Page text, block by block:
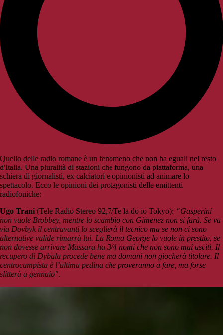
Quello delle radio romane è un fenomeno che non ha eguali nel resto
d'Italia. Una pluralità di stazioni che fungono da piattaforma, una
schiera di giornalisti, ex calciatori e opinionisti ad animare lo
spettacolo. Ecco le opinioni dei protagonisti delle emittenti
radiofoniche:
Ugo Trani (Tele Radio Stereo 92,7/Te la do io Tokyo): “Gasperini
non vuole Brobbey, mentre lo scambio con Gimenez non si farà. Se va
via Dovbyk il centravanti lo sceglierà il tecnico ma se non ci sono
alternative valide rimarrà lui. La Roma George lo vuole in prestito, se
non dovesse arrivare Massara ha 3/4 nomi che non sono mai usciti. Il
recupero di Dybala procede bene ma domani non giocherà titolare. Il
centrocampista è l’ultima pedina che proveranno a fare, ma forse
slitterà a gennaio".